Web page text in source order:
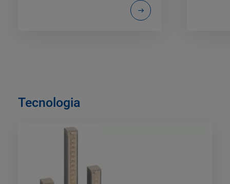
Tecnologia